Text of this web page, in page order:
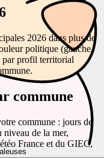
2026 dans plus de
politique (gauche,
par profil territorial
commune
commune : jours de
niveau de la mer,
France et du GIEC,